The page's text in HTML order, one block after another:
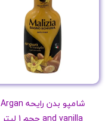
شامپو بدن رایحه Argan